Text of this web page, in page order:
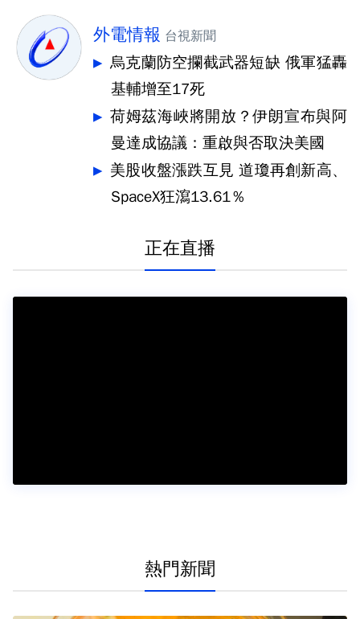
外電情報 台視新聞
烏克蘭防空攔截武器短缺 俄軍猛轟
基輔增至17死
荷姆茲海峽將開放？伊朗宣布與阿
曼達成協議：重啟與否取決美國
美股收盤漲跌互見 道瓊再創新高、
SpaceX狂瀉13.61％
正在直播
熱門新聞